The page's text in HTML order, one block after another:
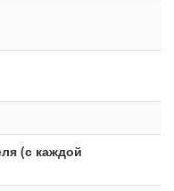
(с каждой